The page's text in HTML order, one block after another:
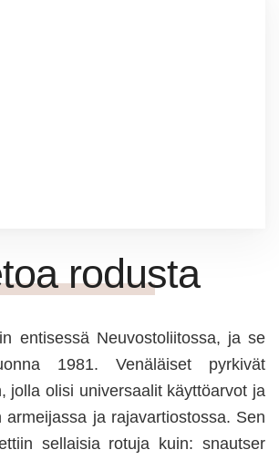
rodusta
entisessä Neuvostoliitossa, ja se
1981. Venäläiset pyrkivät
jolla olisi universaalit käyttöarvot ja
armeijassa ja rajavartiostossa. Sen
sellaisia rotuja kuin: snautser